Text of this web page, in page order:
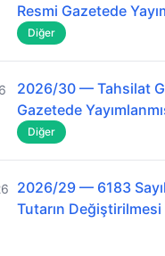
Resmi Gazetede
Diğer
2026/30 — Tahsilat
Gazetede
Diğer
2026/29 — 6183
Tutarın Değiştirilmesi